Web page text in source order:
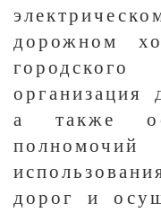
дорожном
городского
организация
а также
дорог и